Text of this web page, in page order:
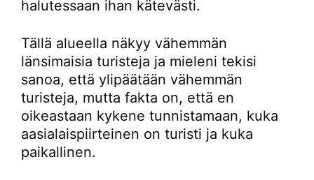
halutessaan ihan kätevästi.
Tällä alueella näkyy vähemmän
länsimaisia turisteja ja mieleni tekisi
sanoa, että ylipäätään vähemmän
turisteja, mutta fakta on, että en
oikeastaan kykene tunnistamaan, kuka
aasialaispiirteinen on turisti ja kuka
paikallinen.